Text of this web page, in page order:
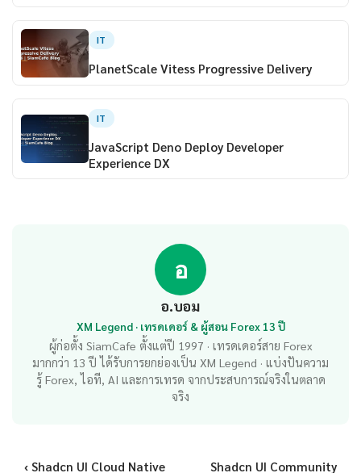
IT
PlanetScale Vitess Progressive Delivery
IT
JavaScript Deno Deploy Developer
Experience DX
อ
อ.บอม
XM Legend · เทรดเดอร์ & ผู้สอน Forex 13 ปี
ผู้ก่อตั้ง SiamCafe ตั้งแต่ปี 1997 · เทรดเดอร์สาย Forex
มากกว่า 13 ปี ได้รับการยกย่องเป็น XM Legend · แบ่งปันความ
รู้ Forex, ไอที, AI และการเทรด จากประสบการณ์จริงในตลาด
จริง
‹ Shadcn UI Cloud Native
Shadcn UI Community